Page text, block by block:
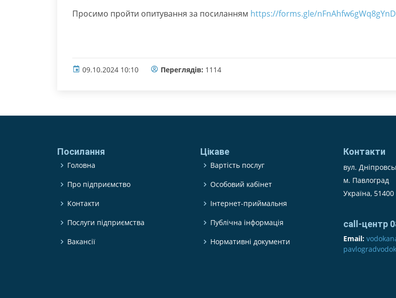
Просимо пройти опитування за посиланням https://forms.gle/
09.10.2024 10:10 Переглядів: 1114
Посилання
Головна
Про підприємство
Контакти
Послуги підприємства
Вакансії
Цікаве
Вартість послуг
Особовий кабінет
Інтернет-приймальня
Публічна інформація
Нормативні документи
Контакти
вул.
м. Павлоград
Україна, 51400
call-центр
Email: